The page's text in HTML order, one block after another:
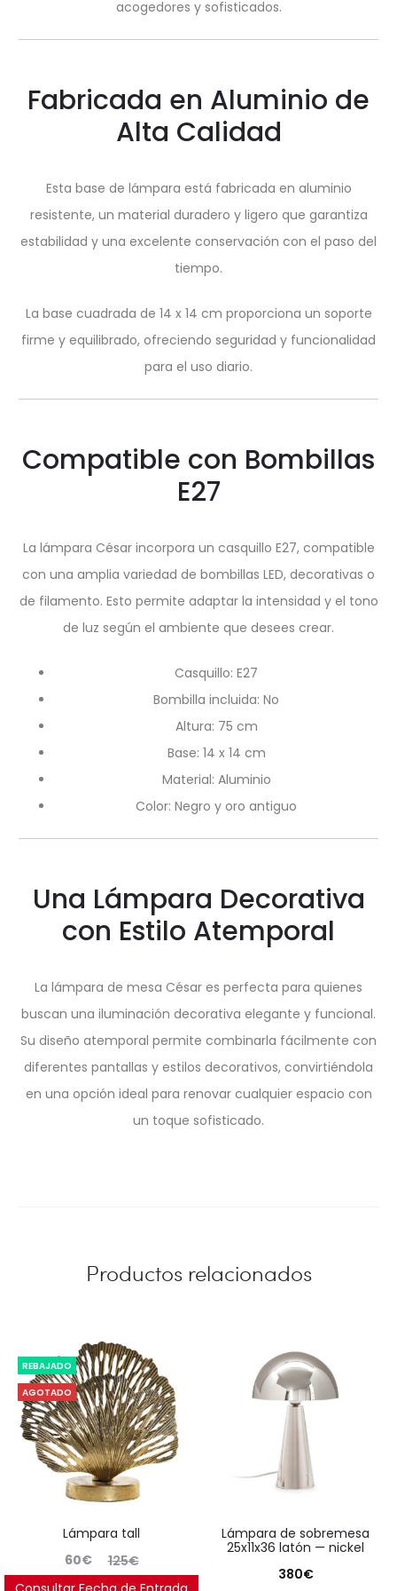
acogedores y sofisticados.
Fabricada en Aluminio de
Alta Calidad
Esta base de lámpara está fabricada en aluminio
resistente, un material duradero y ligero que garantiza
estabilidad y una excelente conservación con el paso del
tiempo.
La base cuadrada de 14 x 14 cm proporciona un soporte
firme y equilibrado, ofreciendo seguridad y funcionalidad
para el uso diario.
Compatible con Bombillas
E27
La lámpara César incorpora un casquillo E27, compatible
con una amplia variedad de bombillas LED, decorativas o
de filamento. Esto permite adaptar la intensidad y el tono
de luz según el ambiente que desees crear.
Casquillo: E27
Bombilla incluida: No
Altura: 75 cm
Base: 14 x 14 cm
Material: Aluminio
Color: Negro y oro antiguo
Una Lámpara Decorativa
con Estilo Atemporal
La lámpara de mesa César es perfecta para quienes
buscan una iluminación decorativa elegante y funcional.
Su diseño atemporal permite combinarla fácilmente con
diferentes pantallas y estilos decorativos, convirtiéndola
en una opción ideal para renovar cualquier espacio con
un toque sofisticado.
Productos relacionados
REBAJADO
AGOTADO
lámpara tall
125€
El
precio
60€
precio
lámpara de sobremesa
25x11x36 latón — nickel
380€